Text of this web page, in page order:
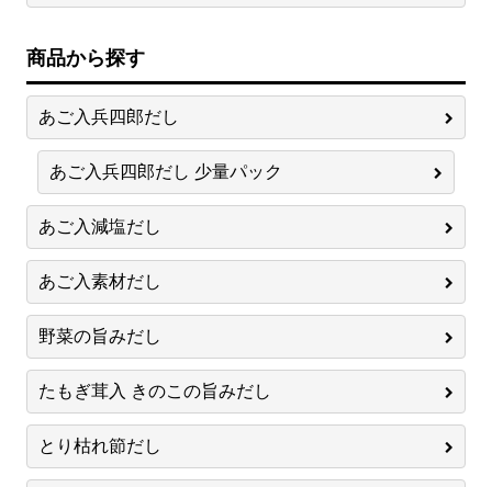
商品から探す
あご入兵四郎だし
あご入兵四郎だし 少量パック
あご入減塩だし
あご入素材だし
野菜の旨みだし
たもぎ茸入 きのこの旨みだし
とり枯れ節だし